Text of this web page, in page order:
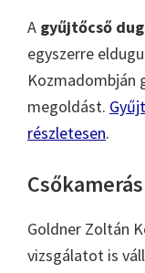
A gyűjtőcső
egyszerre
Kozmadombján
megoldást.
részletesen.
Goldner Zoltán
vizsgálatot is